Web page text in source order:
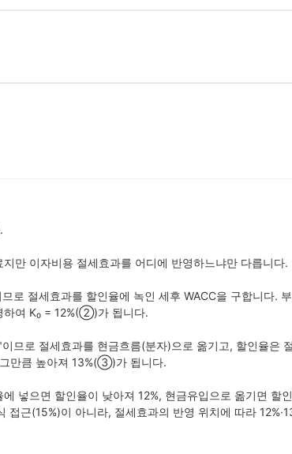
만 이자비용 절세효과를 어디에 반영하느냐만 다릅니다.
로 절세효과를 할인율에 녹인 세후 WACC을 구합니다.
하여 K₀ = 12%(②)가 됩니다.
므로 절세효과를 현금흐름(분자)으로 옮기고, 할인율은
만큼 높아져 13%(③)가 됩니다.
넣으면 할인율이 낮아져 12%, 현금유입으로 옮기면 할
접근(15%)이 아니라, 절세효과의 반영 위치에 따라